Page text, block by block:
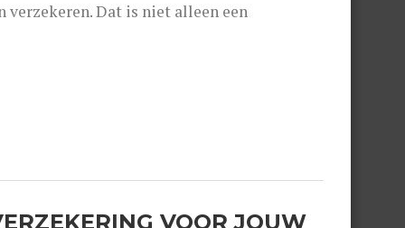
verzekeren. Dat is niet alleen een
VOOR JOUW